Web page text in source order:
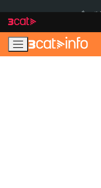
navegació
principal
contingut